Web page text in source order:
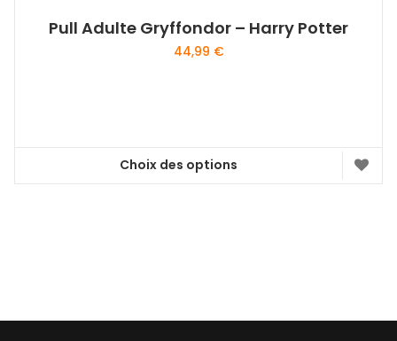
Pull Adulte Gryffondor – Harry Potter
44,99 €
Choix des options
Ce
peuvent